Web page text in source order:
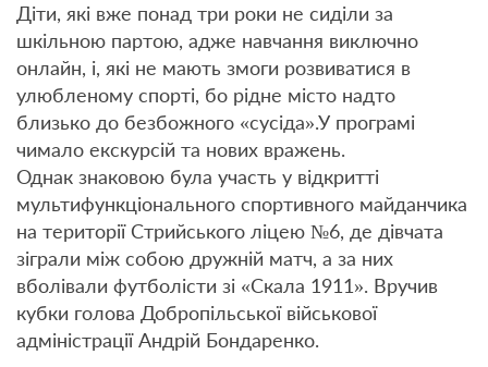
Діти, які вже понад три роки не сиділи за
шкільною партою, адже навчання виключно
онлайн, і, які не мають змоги розвиватися в
улюбленому спорті, бо рідне місто надто
близько до безбожного «сусіда».У програмі
чимало екскурсій та нових вражень.
Однак знаковою була участь у відкритті
мультифункціонального спортивного майданчика
на території Стрийського ліцею №6, де дівчата
зіграли між собою дружній матч, а за них
вболівали футболісти зі «Скала 1911». Вручив
кубки голова Добропільської військової
адміністрації Андрій Бондаренко.